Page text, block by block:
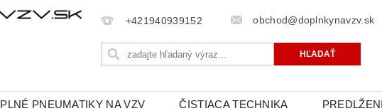
+421940939152 obchod@doplnkynavzv.sk
PLNÉ PNEUMATIKY NA VZV ČISTIACA TECHNIKA